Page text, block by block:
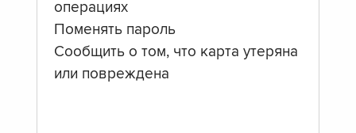
операциях
Поменять пароль
Сообщить о том, что карта утеряна
или повреждена